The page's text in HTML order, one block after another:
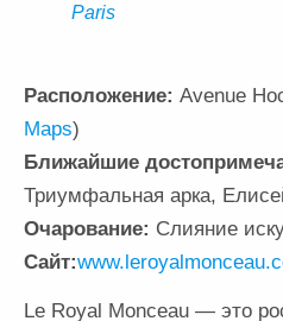
Paris
Расположение: Avenue
Maps)
Ближайшие
Триумфальная арка,
Очарование: Слияние
Сайт:
Le Royal Monceau — это